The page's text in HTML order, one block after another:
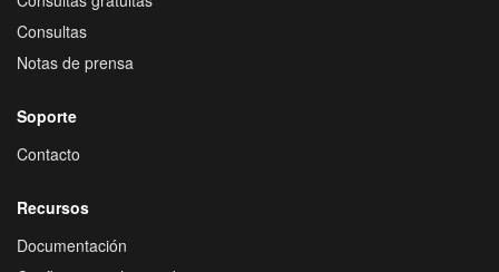
Consultas
Notas de prensa
Soporte
Contacto
Recursos
Documentación